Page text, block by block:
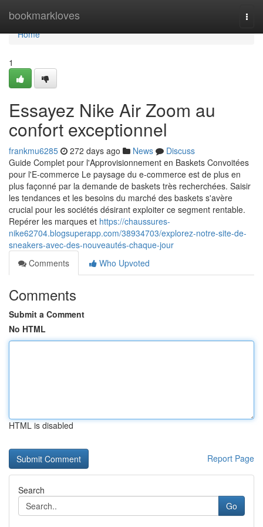
bookmarkloves
Home
Home
1
Essayez Nike Air Zoom au
confort exceptionnel
frankmu6285 272 days ago News
Discuss
Guide Complet pour l'Approvisionnement en Baskets Convoitées
pour l'E-commerce Le paysage du e-commerce est de plus en
plus façonné par la demande de baskets très recherchées. Saisir
les tendances et les besoins du marché des baskets s'avère
crucial pour les sociétés désirant exploiter ce segment rentable.
Repérer les marques et https://chaussures-
nike62704.blogsuperapp.com/38934703/explorez-notre-site-de-
sneakers-avec-des-nouveautés-chaque-jour
Comments
Who Upvoted
Comments
Submit a Comment
No HTML
HTML is disabled
Report Page
Search
Go